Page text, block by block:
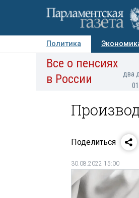
Политика
Авторы Персоны
Все о пенсиях
в России
два
Поделиться
30.08.2022 15:00